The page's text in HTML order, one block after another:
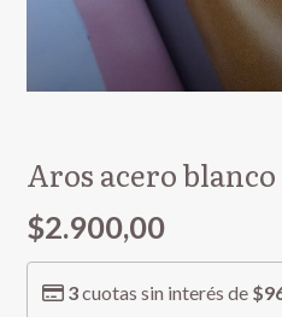
Aros acero blanco
$2.900,00
3cuotas sin interés de